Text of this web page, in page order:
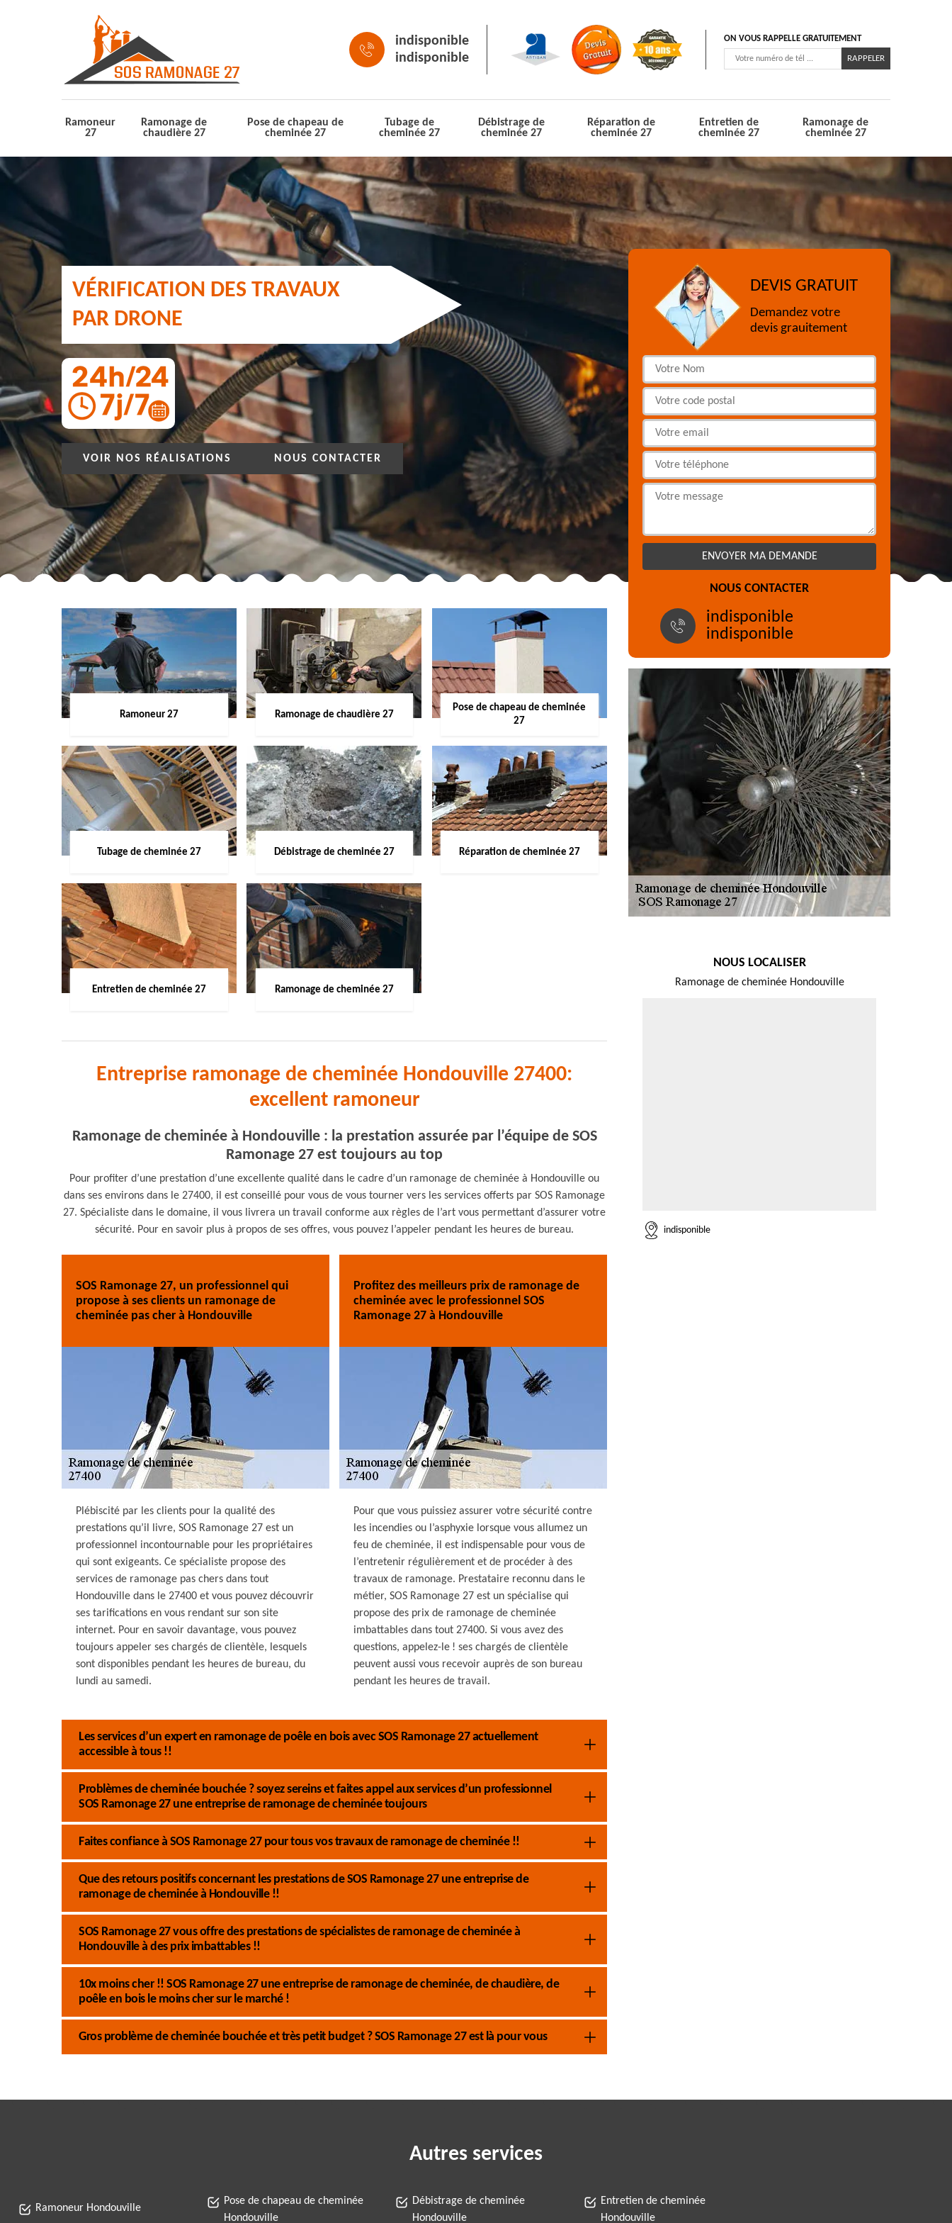
indisponible
indisponible
ON VOUS RAPPELLE GRATUITEMENT
Ramoneur
27
Ramonage de
chaudière 27
Pose de chapeau de
cheminée 27
Tubage de
cheminée 27
Débistrage de
cheminée 27
Réparation de
cheminée 27
Entretien de
cheminée 27
Ramonage de
cheminée 27
VÉRIFICATION DES TRAVAUX
PAR DRONE
VOIR NOS RÉALISATIONS NOUS CONTACTER
Ramoneur 27 Ramonage de chaudière 27
Pose de chapeau de cheminée
27
Tubage de cheminée 27 Débistrage de cheminée 27 Réparation de cheminée 27
Entretien de cheminée 27 Ramonage de cheminée 27
Entreprise ramonage de cheminée Hondouville 27400:
excellent ramoneur
Ramonage de cheminée à Hondouville : la prestation assurée par l’équipe de SOS
Ramonage 27 est toujours au top
Pour profiter d’une prestation d’une excellente qualité dans le cadre d’un ramonage de cheminée à Hondouville ou
dans ses environs dans le 27400, il est conseillé pour vous de vous tourner vers les services offerts par SOS Ramonage
27. Spécialiste dans le domaine, il vous livrera un travail conforme aux règles de l’art vous permettant d’assurer votre
sécurité. Pour en savoir plus à propos de ses offres, vous pouvez l’appeler pendant les heures de bureau.
SOS Ramonage 27, un professionnel qui
propose à ses clients un ramonage de
cheminée pas cher à Hondouville
Plébiscité par les clients pour la qualité des
prestations qu’il livre, SOS Ramonage 27 est un
professionnel incontournable pour les propriétaires
qui sont exigeants. Ce spécialiste propose des
services de ramonage pas chers dans tout
Hondouville dans le 27400 et vous pouvez découvrir
ses tarifications en vous rendant sur son site
internet. Pour en savoir davantage, vous pouvez
toujours appeler ses chargés de clientèle, lesquels
sont disponibles pendant les heures de bureau, du
lundi au samedi.
Profitez des meilleurs prix de ramonage de
cheminée avec le professionnel SOS
Ramonage 27 à Hondouville
Pour que vous puissiez assurer votre sécurité contre
les incendies ou l’asphyxie lorsque vous allumez un
feu de cheminée, il est indispensable pour vous de
l’entretenir régulièrement et de procéder à des
travaux de ramonage. Prestataire reconnu dans le
métier, SOS Ramonage 27 est un spécialise qui
propose des prix de ramonage de cheminée
imbattables dans tout 27400. Si vous avez des
questions, appelez-le ! ses chargés de clientèle
peuvent aussi vous recevoir auprès de son bureau
pendant les heures de travail.
Les services d’un expert en ramonage de poêle en bois avec SOS Ramonage 27 actuellement
accessible à tous !!
Problèmes de cheminée bouchée ? soyez sereins et faites appel aux services d’un professionnel
SOS Ramonage 27 une entreprise de ramonage de cheminée toujours
Faites confiance à SOS Ramonage 27 pour tous vos travaux de ramonage de cheminée !!
Que des retours positifs concernant les prestations de SOS Ramonage 27 une entreprise de
ramonage de cheminée à Hondouville !!
SOS Ramonage 27 vous offre des prestations de spécialistes de ramonage de cheminée à
Hondouville à des prix imbattables !!
10x moins cher !! SOS Ramonage 27 une entreprise de ramonage de cheminée, de chaudière, de
poêle en bois le moins cher sur le marché !
Gros problème de cheminée bouchée et très petit budget ? SOS Ramonage 27 est là pour vous
DEVIS GRATUIT
Demandez votre
devis grauitement
NOUS CONTACTER
indisponible
indisponible
NOUS LOCALISER
Ramonage de cheminée Hondouville
indisponible
Autres services
Ramoneur Hondouville
Pose de chapeau de cheminée
Hondouville
Débistrage de cheminée
Hondouville
Entretien de cheminée
Hondouville